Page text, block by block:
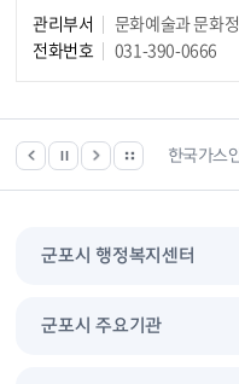
관리부서
문화예술과 문화
전화번호
031-390-0666
한국건강관리협회 한국가스
군포시 행정복지센터
군포시 주요기관